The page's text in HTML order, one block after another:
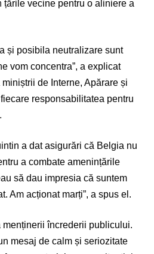
țările vecine pentru o aliniere a
și posibila neutralizare sunt
vom concentra”, a explicat
de Interne, Apărare și
responsabilitatea pentru
a dat asigurări că Belgia nu
a combate amenințările
să dau impresia că suntem
Am acționat marți”, a spus el.
menținerii încrederii publicului.
mesaj de calm și seriozitate